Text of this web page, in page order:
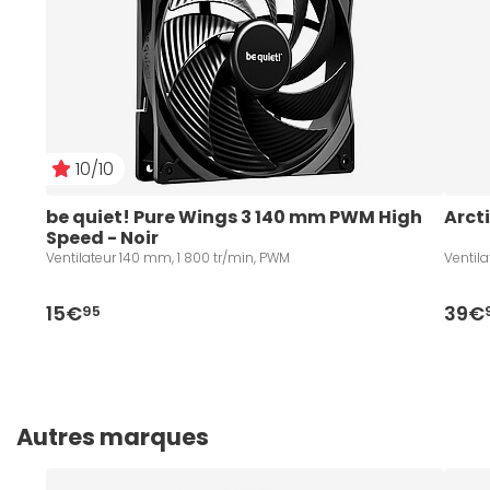
10/10
be quiet! Pure Wings 3 140 mm PWM High
Speed - Noir
Ventilateur 140 mm, 1 800 tr/min, PWM
15€95 39€
Autres marques